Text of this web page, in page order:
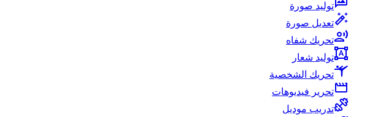
توليد صورة
تعديل صورة
تحريك شفاه
توليد شعار
تحريك الشخصية
تحرير فيديوهات
تدريب موديل